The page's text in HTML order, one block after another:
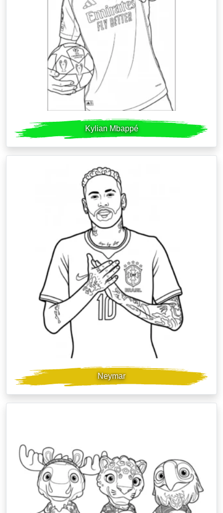
Kylian Mbappé
Neymar